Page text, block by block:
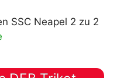
SSC Neapel 2 zu 2